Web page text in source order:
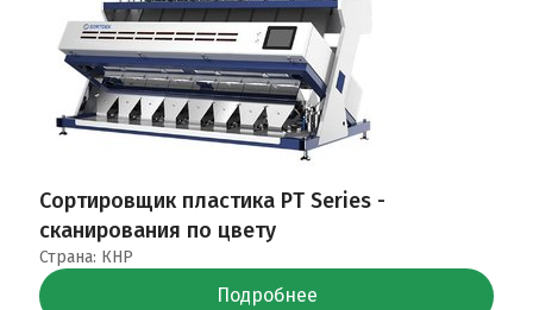
Сортировщик пластика PT Series -
сканирования по цвету
Страна: КНР
Подробнее